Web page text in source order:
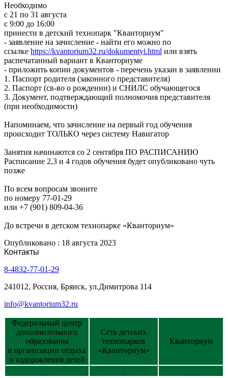
Необходимо
с 21 по 31 августа
с 9:00 до 16:00
принести в детский технопарк "Кванториум"
- заявление на зачисление - найти его можно по
ссылке https://kvantorium32.ru/dokumentyi.html или взять
распечатанный вариант в Кванториуме
- приложить копии документов - перечень указан в заявлении
1. Паспорт родителя (законного представителя)
2. Паспорт (св-во о рождении) и СНИЛС обучающегося
3. Документ, подтверждающий полномочия представителя
(при необходимости)
Напоминаем, что зачисление на первый год обучения
происходит ТОЛЬКО через систему Навигатор
Занятия начинаются со 2 сентября ПО РАСПИСАНИЮ
Расписание 2,3 и 4 годов обучения будет опубликовано чуть
позже
По всем вопросам звоните
по номеру 77-01-29
или +7 (901) 809-04-36
До встречи в детском технопарке «Кванториум»
Опубликовано : 18 августа 2023
Контакты
8-4832-77-01-29
241012, Россия, Брянск, ул.Димитрова 114
info@kvantorium32.ru
Федеральный центр
дополнительного
образования
и организации отдыха
и оздоровления детей
Сеть детских
технопарков
«Кванториум»
Кванториум